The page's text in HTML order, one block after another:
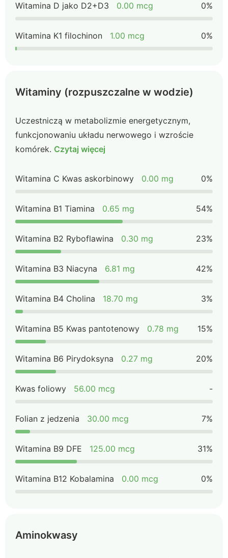
Witamina D jako D2+D3 0.00 mcg 0%
Witamina K1 filochinon 1.00 mcg 0%
Witaminy (rozpuszczalne w wodzie)
Uczestniczą w metabolizmie energetycznym,
funkcjonowaniu układu nerwowego i wzroście
komórek. Czytaj więcej
Witamina C Kwas askorbinowy 0.00 mg 0%
Witamina B1 Tiamina 0.65 mg 54%
Witamina B2 Ryboflawina 0.30 mg 23%
Witamina B3 Niacyna 6.81 mg 42%
Witamina B4 Cholina 18.70 mg 3%
Witamina B5 Kwas pantotenowy 0.78 mg 15%
Witamina B6 Pirydoksyna 0.27 mg 20%
Kwas foliowy 56.00 mcg -
Folian z jedzenia 30.00 mcg 7%
Witamina B9 DFE 125.00 mcg 31%
Witamina B12 Kobalamina 0.00 mcg 0%
Aminokwasy